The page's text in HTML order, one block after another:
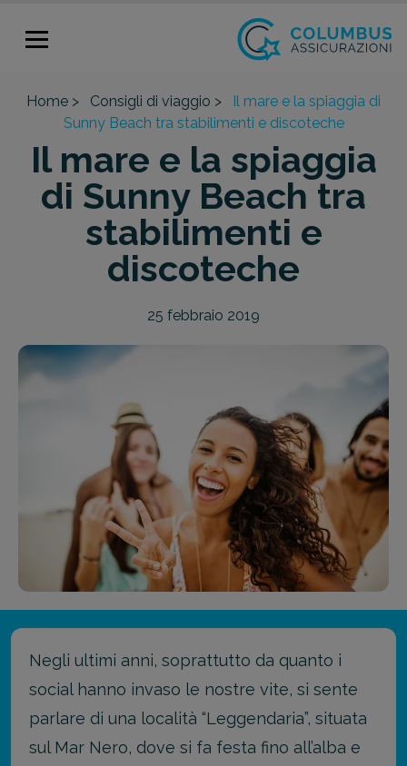
Home > Consigli di viaggio >
Il mare e la spiaggia di
Sunny Beach tra stabilimenti e discoteche
Il mare e la spiaggia
di Sunny Beach tra
stabilimenti e
discoteche
25 febbraio 2019
Negli ultimi anni, soprattutto da quanto i
social hanno invaso le nostre vite, si sente
parlare di una località “Leggendaria”, situata
sul Mar Nero, dove si fa festa fino all’alba e